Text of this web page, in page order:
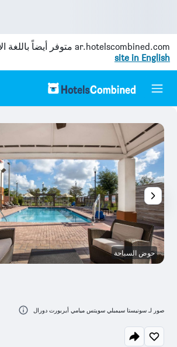
ar.hotelscombined.com متوفر أيضاً باللغة
site in English
حوض السباحة
صور لـ سونيستا سيمبلي سويتس ميامي أيربورت دورال